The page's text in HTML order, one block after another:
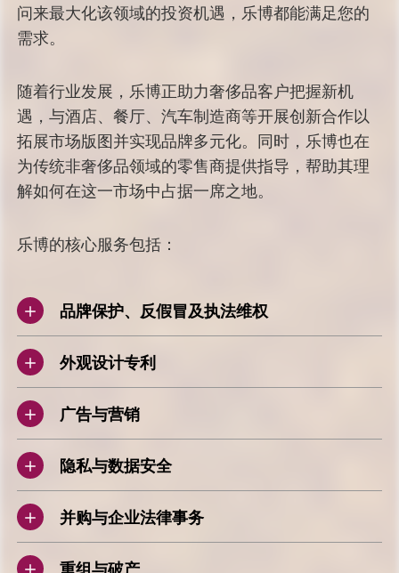
问来最大化该领域的投资机遇，乐博都能满足您的
需求。
随着行业发展，乐博正助力奢侈品客户把握新机
遇，与酒店、餐厅、汽车制造商等开展创新合作以
拓展市场版图并实现品牌多元化。同时，乐博也在
为传统非奢侈品领域的零售商提供指导，帮助其理
解如何在这一市场中占据一席之地。
乐博的核心服务包括：
品牌保护、反假冒及执法维权
外观设计专利
广告与营销
隐私与数据安全
并购与企业法律事务
重组与破产